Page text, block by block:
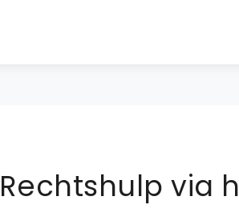
Rechtshulp via